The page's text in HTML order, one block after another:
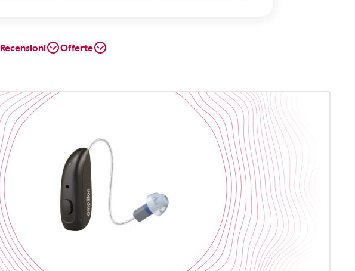
Recensioni Offerte